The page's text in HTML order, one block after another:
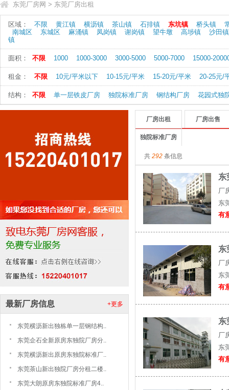
东莞厂房网 > 东莞厂房出租
区域： 不限 黄江镇 横沥镇 茶山镇 石排镇 东坑镇 桥头镇
南城区
东城区 麻涌镇 凤岗镇 谢岗镇 望牛墩 高埗镇
沙田镇
镇
面积： 不限 1000 1000-3000 3000-5000 5000-7000 15000-
租金： 不限 10元/平米以下 10-15元/平米 15-20元/平米 20-25元/
结构： 不限 单一层铁皮厂房 独院标准厂房 钢结构厂房 花园式独
+更多
最新厂房信息
东莞横沥新出独栋单一层钢结构..
东莞企石全新原房东独院厂房分..
东莞横沥新出原房东独院标准厂..
东莞茶山新出独院厂房分租二楼..
东莞大朗原房东独院标准厂房4..
厂房出租 厂房出售
独院标准厂房
共 292 条信息
东
厂
东
有
东
厂
东
有
东
厂
东
有